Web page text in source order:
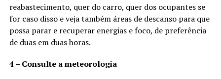
reabastecimento, quer do carro, quer dos ocupantes se
for caso disso e veja também áreas de descanso para que
possa parar e recuperar energias e foco, de preferência
de duas em duas horas.
4 – Consulte a meteorologia